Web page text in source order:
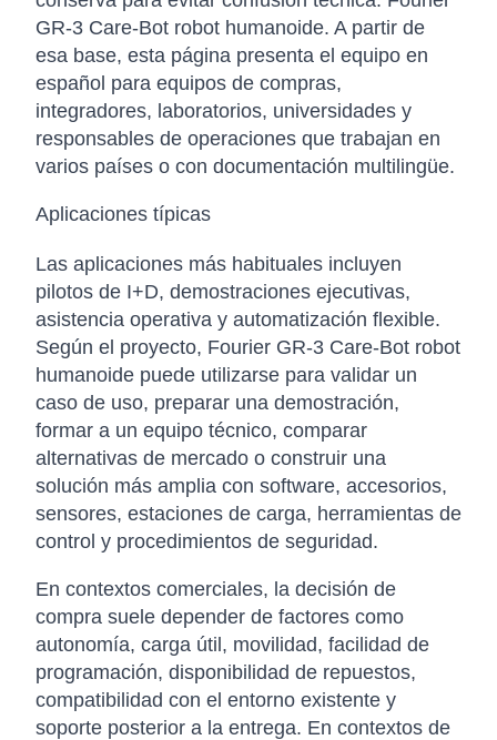
GR-3 Care-Bot robot humanoide. A partir de
esa base, esta página presenta el equipo en
español para equipos de compras,
integradores, laboratorios, universidades y
responsables de operaciones que trabajan en
varios países o con documentación multilingüe.
Aplicaciones típicas
Las aplicaciones más habituales incluyen
pilotos de I+D, demostraciones ejecutivas,
asistencia operativa y automatización flexible.
Según el proyecto, Fourier GR-3 Care-Bot robot
humanoide puede utilizarse para validar un
caso de uso, preparar una demostración,
formar a un equipo técnico, comparar
alternativas de mercado o construir una
solución más amplia con software, accesorios,
sensores, estaciones de carga, herramientas de
control y procedimientos de seguridad.
En contextos comerciales, la decisión de
compra suele depender de factores como
autonomía, carga útil, movilidad, facilidad de
programación, disponibilidad de repuestos,
compatibilidad con el entorno existente y
soporte posterior a la entrega. En contextos de